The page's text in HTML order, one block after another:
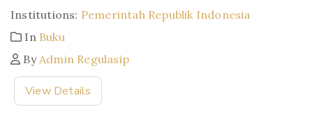
Institutions: Pemerintah Republik Indonesia
In Buku
ByAdmin Regulasip
View Details